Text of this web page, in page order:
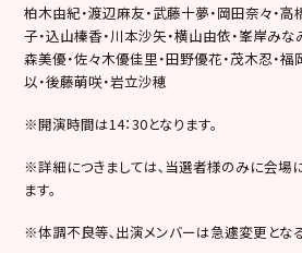
柏木由紀・渡辺麻友・武藤十夢・岡田奈々・
子・込山榛香・川本沙矢・横山由依・峯岸みな
森美優・佐々木優佳里・田野優花・茂木忍・
以・後藤萌咲・岩立沙穂
※開演時間は14：30となります。
※詳細につきましては､当選者様のみに会場
ます。
※体調不良等､出演メンバーは急遽変更とな